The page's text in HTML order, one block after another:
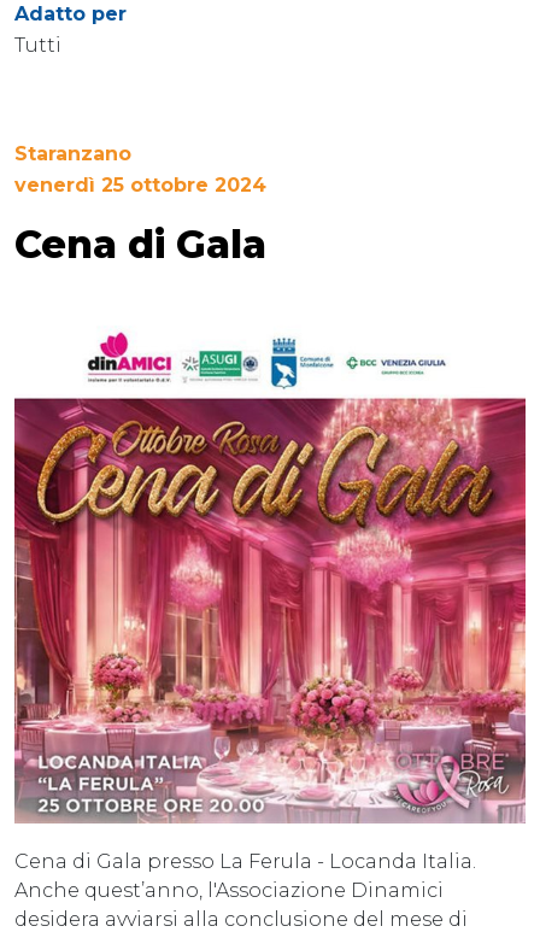
Adatto per
Tutti
Staranzano
venerdì 25 ottobre 2024
Cena di Gala
Cena di Gala presso La Ferula - Locanda Italia.
Anche quest’anno, l'Associazione Dinamici
desidera avviarsi alla conclusione del mese di